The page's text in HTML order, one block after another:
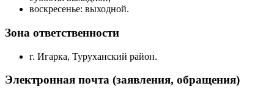
воскресенье: выходной.
Зона ответственности
г. Игарка, Туруханский район.
Электронная почта (заявления, обращения)